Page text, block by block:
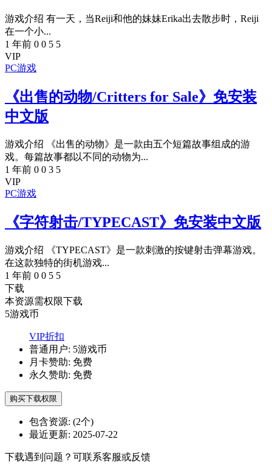
游戏介绍 有一天，当Reiji和他的妹妹Erika出去散步时，Reiji
在一个小...
1 年前 0 0 5 5
VIP
PC游戏
《出售的动物/Critters for Sale》免安装
中文版
游戏介绍 《出售的动物》是一款由五个短篇故事组成的游
戏。每篇故事都以不同的动物为...
1 年前 0 0 3 5
VIP
PC游戏
《字符射击/TYPECAST》免安装中文版
游戏介绍 《TYPECAST》是一款刺激的按键射击弹幕游戏。
在这款独特的街机游戏...
1 年前 0 0 5 5
下载
本资源需权限下载
5游戏币
VIP折扣
普通用户: 5游戏币
月卡赞助: 免费
永久赞助: 免费
购买下载权限
包含资源: (2个)
最近更新: 2025-07-22
下载遇到问题？可联系客服或反馈